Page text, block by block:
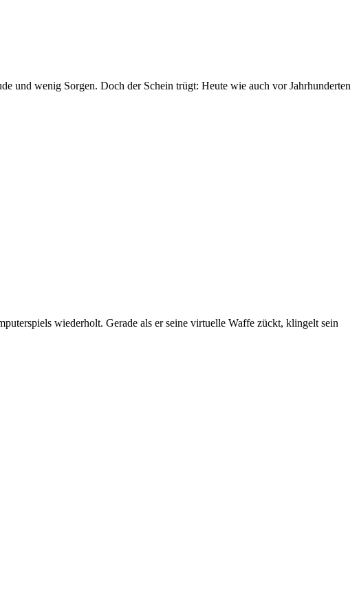
und wenig Sorgen. Doch der Schein trügt: Heute wie auch vor Jahrhunderten
wiederholt. Gerade als er seine virtuelle Waffe zückt, klingelt sein